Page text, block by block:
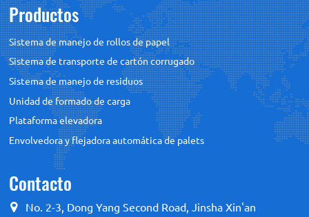
Productos
Sistema de manejo de rollos de papel
Sistema de transporte de cartón corrugado
Sistema de manejo de residuos
Unidad de formado de carga
Plataforma elevadora
Envolvedora y flejadora automática de palets
Contacto
No. 2-3, Dong Yang Second Road, Jinsha Xin'an